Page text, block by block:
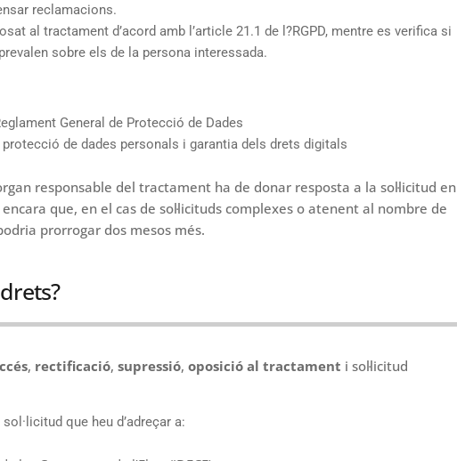
reclamacions.
al tractament d’acord amb l’article 21.1 de l?RGPD, mentre es verifica si
sobre els de la persona interessada.
General de Protecció de Dades
de dades personals i garantia dels drets digitals
responsable del tractament ha de donar resposta a la sol·licitud en
que, en el cas de sol·licituds complexes o atenent al nombre de
prorrogar dos mesos més.
, rectificació, supressió, oposició al tractament i sol·licitud
que heu d’adreçar a: